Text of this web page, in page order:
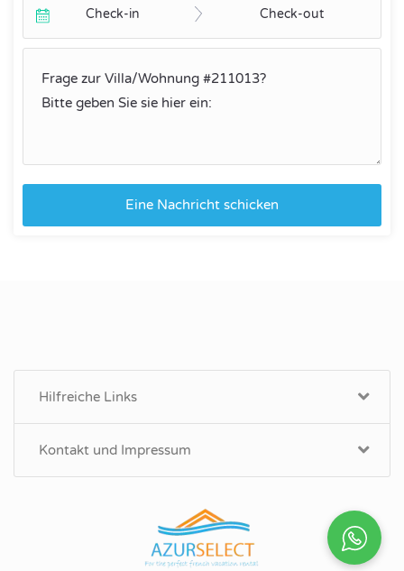
Check-in Check-out
Eine Nachricht schicken
Hilfreiche Links
Kontakt und Impressum